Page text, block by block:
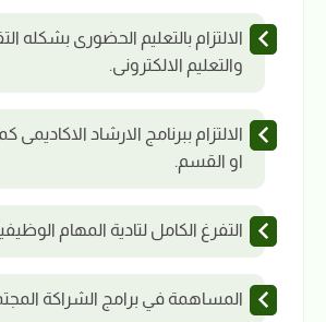
الالتزام بالتعليم الحضورى بشكله
والتعليم الالكترونى.
الالتزام ببرنامج الارشاد الاكاديمى
او القسم.
التفرغ الكامل لتادية المهام
المساهمة في برامج الشراكة